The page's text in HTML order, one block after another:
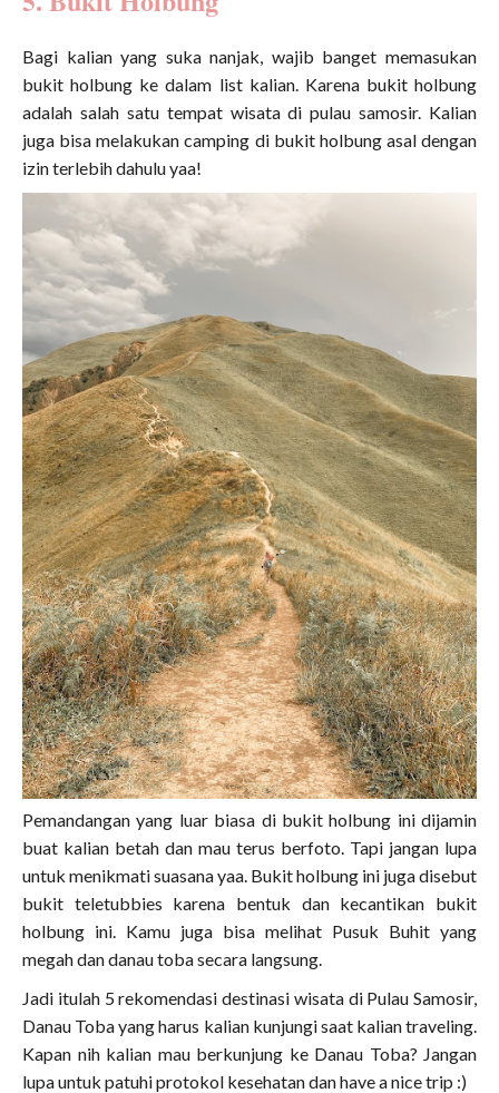
Bagi kalian yang suka nanjak, wajib banget memasukan
bukit holbung ke dalam list kalian. Karena bukit holbung
adalah salah satu tempat wisata di pulau samosir. Kalian
juga bisa melakukan camping di bukit holbung asal dengan
izin terlebih dahulu yaa!
Pemandangan yang luar biasa di bukit holbung ini dijamin
buat kalian betah dan mau terus berfoto. Tapi jangan lupa
untuk menikmati suasana yaa. Bukit holbung ini juga disebut
bukit teletubbies karena bentuk dan kecantikan bukit
holbung ini. Kamu juga bisa melihat Pusuk Buhit yang
megah dan danau toba secara langsung.
Jadi itulah 5 rekomendasi destinasi wisata di Pulau Samosir,
Danau Toba yang harus kalian kunjungi saat kalian traveling.
Kapan nih kalian mau berkunjung ke Danau Toba? Jangan
lupa untuk patuhi protokol kesehatan dan have a nice trip :)